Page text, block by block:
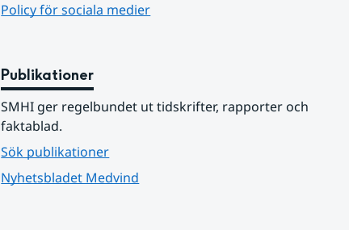
Policy för sociala medier
Publikationer
SMHI ger regelbundet ut tidskrifter, rapporter och
faktablad.
Sök publikationer
Nyhetsbladet Medvind